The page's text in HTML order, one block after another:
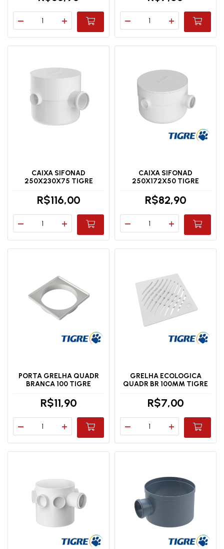
CAIXA SIFONAD
250X230X75 TIGRE
R$116,00
CAIXA SIFONAD
250X172X50 TIGRE
R$82,90
PORTA GRELHA QUADR
BRANCA 100 TIGRE
R$11,90
GRELHA ECOLOGICA
QUADR BR 100MM TIGRE
R$7,00